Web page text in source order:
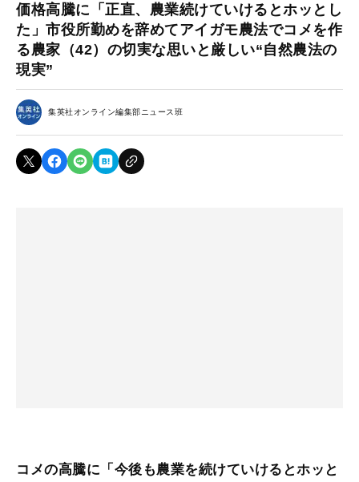
価格高騰に「正直、農業続けていけるとホッとし
た」市役所勤めを辞めてアイガモ農法でコメを作
る農家（42）の切実な思いと厳しい“自然農法の
現実”
集英社オンライン編集部ニュース班
コメの高騰に「今後も農業を続けていけるとホッと